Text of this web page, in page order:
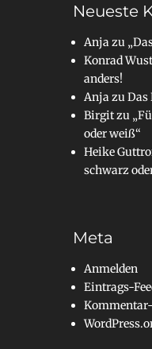
Neueste
Anjazu
Konrad
anders!
AnjazuDas
Birgitzu
oder weiß“
Heike
schwarz
Meta
Anmelden
Eintrags-